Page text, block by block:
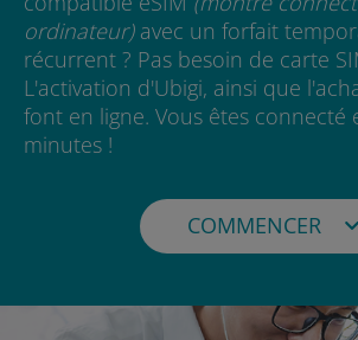
ordinateur)avec un forfait
récurrent ? Pas besoin de carte
L'activation d'Ubigi, ainsi que
font en ligne. Vous êtes connecté
minutes !
COMMENCER
iPadOS